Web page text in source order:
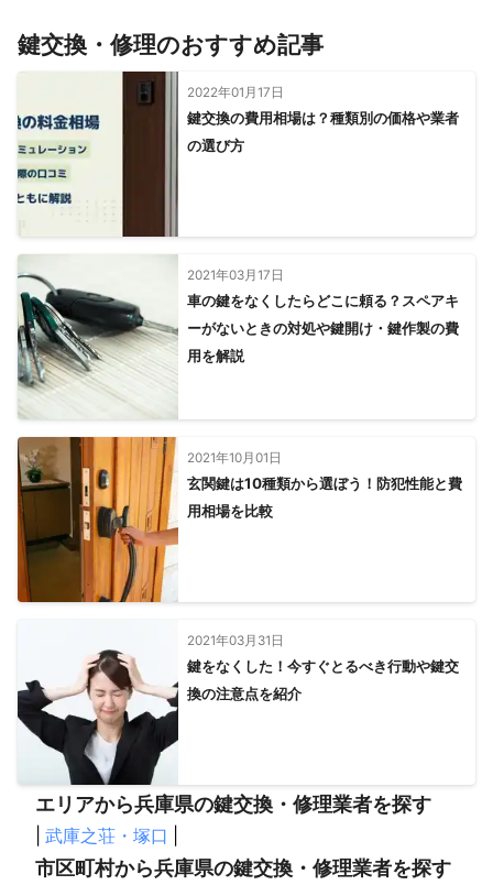
赤穂市
上郡町 佐用町
【
草津市 大津市 栗東市 野洲市 守山市
湖南市
竜王町
彦根市 近江八幡市
東近江市
鍵交換・修理のおすすめ記事
2022年01月17日
鍵交換の費用相場は？種類別の価格や業者
の選び方
2021年03月17日
車の鍵をなくしたらどこに頼る？スペアキ
ーがないときの対処や鍵開け・鍵作製の費
用を解説
2021年10月01日
玄関鍵は10種類から選ぼう！防犯性能と費
用相場を比較
2021年03月31日
鍵をなくした！今すぐとるべき行動や鍵交
換の注意点を紹介
エリアから兵庫県の鍵交換・修理業者を探す
武庫之荘・塚口
市区町村から兵庫県の鍵交換・修理業者を探す